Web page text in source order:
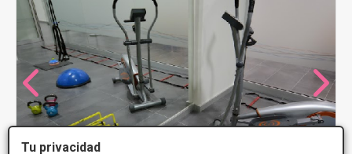
Tu privacidad